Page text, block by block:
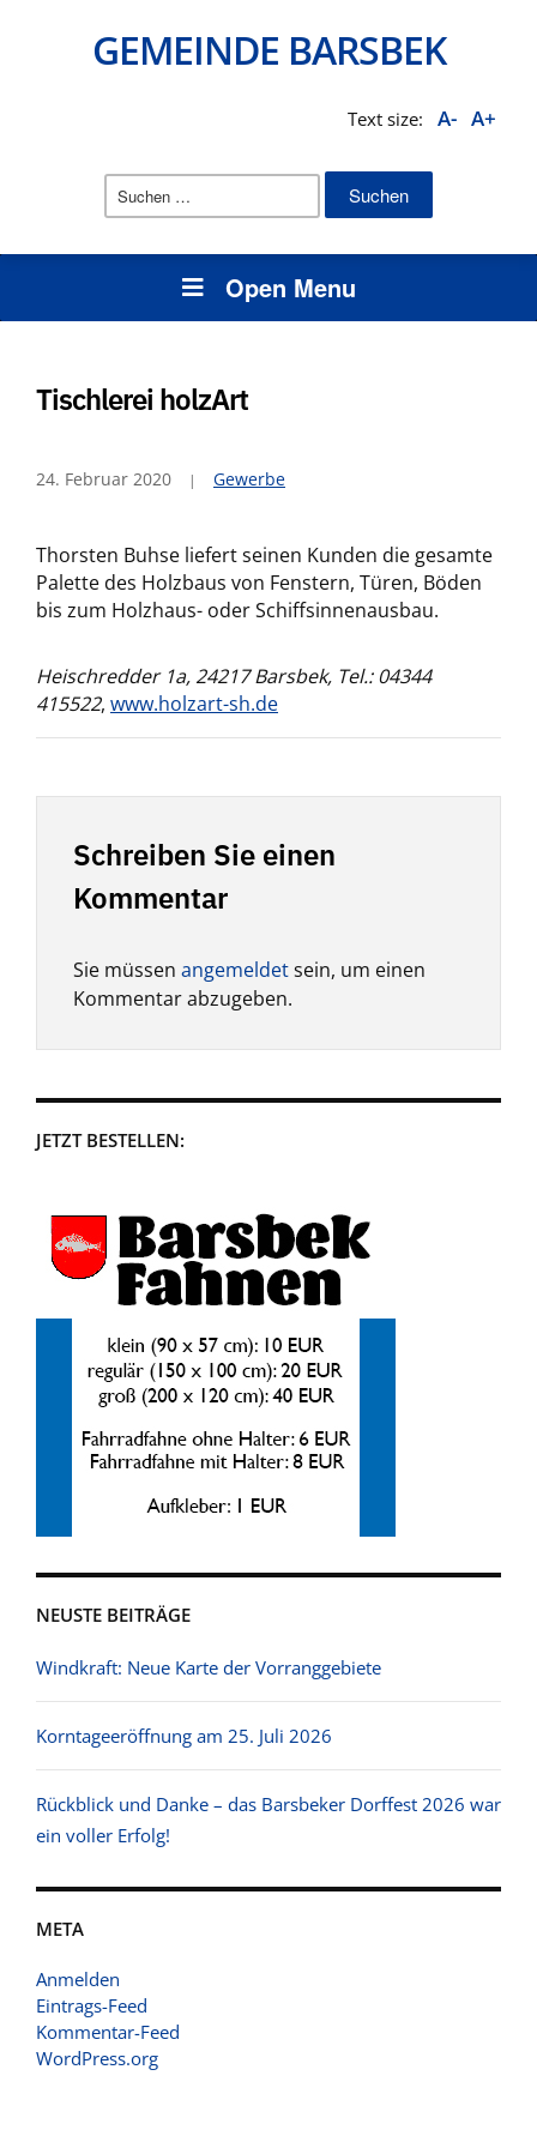
GEMEINDE BARSBEK
Text size: A- A+
Suchen
Open Menu
Tischlerei holzArt
24. Februar 2020 Gewerbe
Thorsten Buhse liefert seinen Kunden die gesamte
Palette des Holzbaus von Fenstern, Türen, Böden
bis zum Holzhaus- oder Schiffsinnenausbau.
Heischredder 1a, 24217 Barsbek, Tel.: 04344
415522, www.holzart-sh.de
Schreiben Sie einen
Kommentar
Sie müssen angemeldetsein, um einen
Kommentar abzugeben.
JETZT BESTELLEN:
NEUSTE BEITRÄGE
Windkraft: Neue Karte der Vorranggebiete
Korntageeröffnung am 25. Juli 2026
Rückblick und Danke – das Barsbeker Dorffest 2026 war
ein voller Erfolg!
META
Anmelden
Eintrags-Feed
Kommentar-Feed
WordPress.org